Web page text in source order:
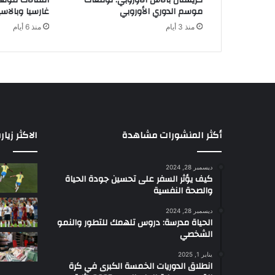
ب
ر
ب
ر
ل
ن
ا
ل
ط
ا
ق
موسم الدوري الأوروبي
منذ 3 أيام
غارسيا
منذ 6 أيام
أكثر المنشورات مشاهدة
ديسمبر 28, 2024
كيف يؤثر السفر على تحسين جودة الحياة
والصحة النفسية
ديسمبر 28, 2024
الحياة مدرسة: دروس تلهمك للتطور والنمو
الشخصي
يناير 1, 2025
انطلاق الدوريات الخمسة الكبرى في كرة
الاكثر